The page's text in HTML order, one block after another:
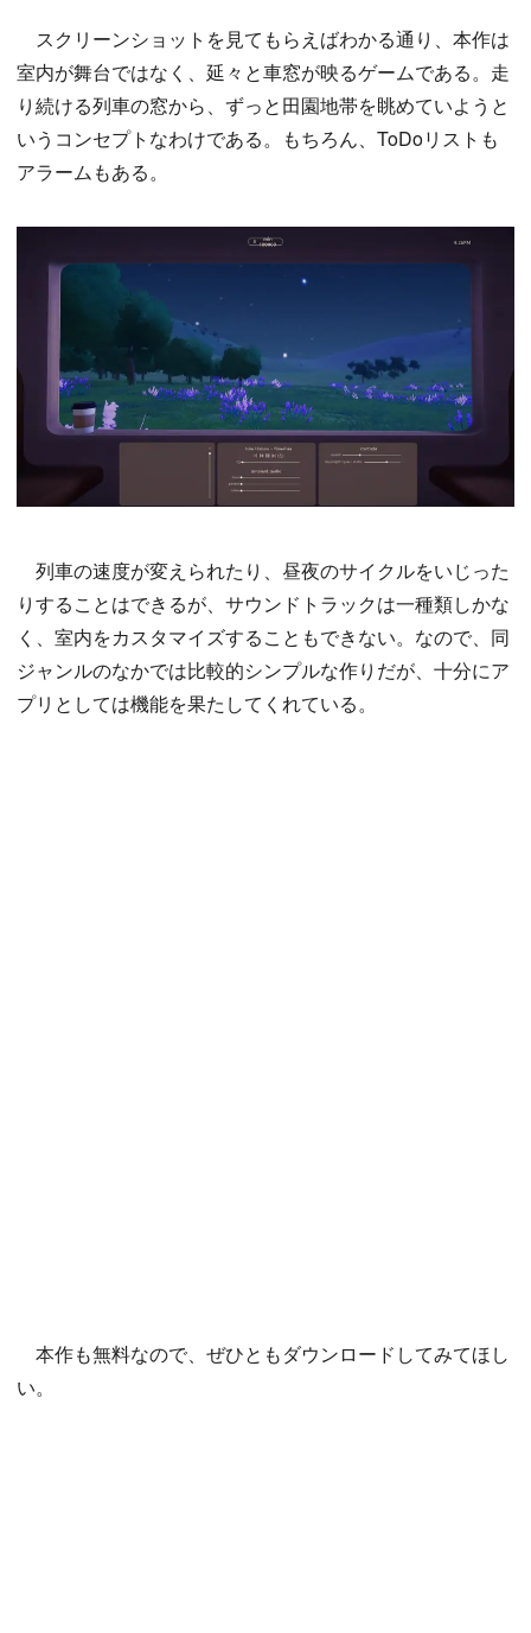
スクリーンショットを見てもらえばわかる通り、本作は
室内が舞台ではなく、延々と車窓が映るゲームである。走
り続ける列車の窓から、ずっと田園地帯を眺めていようと
いうコンセプトなわけである。もちろん、ToDoリストも
アラームもある。
列車の速度が変えられたり、昼夜のサイクルをいじった
りすることはできるが、サウンドトラックは一種類しかな
く、室内をカスタマイズすることもできない。なので、同
ジャンルのなかでは比較的シンプルな作りだが、十分にア
プリとしては機能を果たしてくれている。
本作も無料なので、ぜひともダウンロードしてみてほし
い。